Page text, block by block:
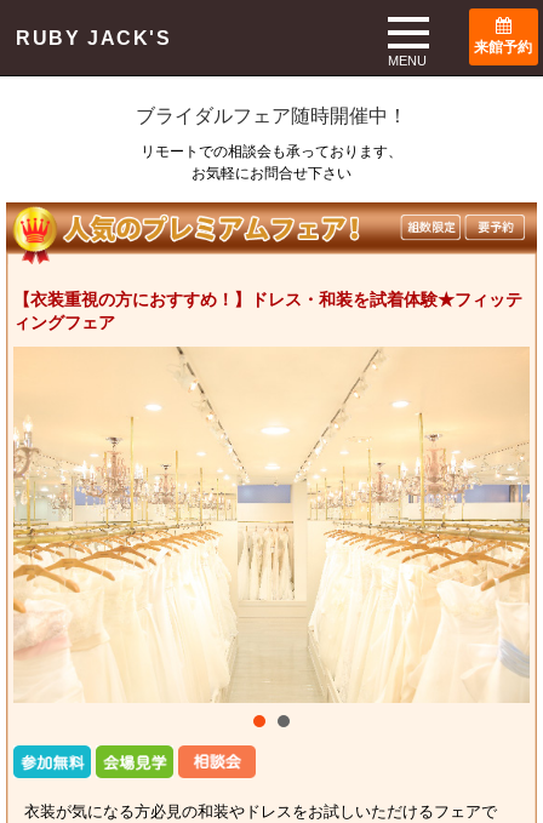
RUBY JACK'S
MENU
来館予約
ブライダルフェア随時開催中！
リモートでの相談会も承っております、
お気軽にお問合せ下さい
【衣装重視の方におすすめ！】ドレス・和装を試着体験★フィッテ
ィングフェア
衣装が気になる方必見の和装やドレスをお試しいただけるフェアで